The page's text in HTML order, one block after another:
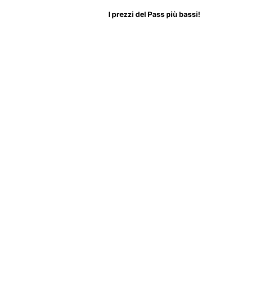
I prezzi del Pass più bassi!
Da Sapere Prima di Partire FAQ